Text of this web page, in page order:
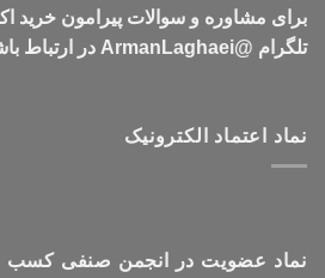
برای مشاوره و سوالات پیرامون خرید
تلگرام @ArmanLaghaei در ارتباط باشید.
نماد اعتماد الکترونیک
نماد عضویت در انجمن صنفی کسب و